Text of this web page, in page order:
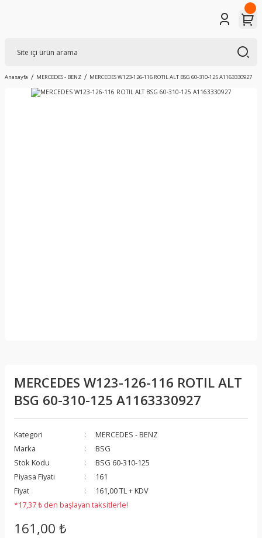
Anasayfa MERCEDES - BENZ MERCEDES W123-126-116 ROTIL ALT BSG 60-310-125 A1163330927
MERCEDES W123-126-116 ROTIL ALT
BSG 60-310-125 A1163330927
Kategori
MERCEDES - BENZ
Marka
BSG
Stok Kodu
BSG 60-310-125
Piyasa Fiyatı
161
Fiyat
161,00 TL + KDV
*17,37 ₺ den başlayan taksitlerle!
161,00 ₺